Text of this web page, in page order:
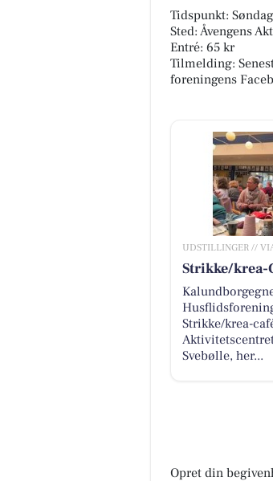
Tidspunkt:
Sted: Åvengens
Entré: 65 kr
Tilmelding:
foreningens
UDSTILLINGER //
Strikke/krea-
Strikke/krea-
Svebølle, her...
Opret din